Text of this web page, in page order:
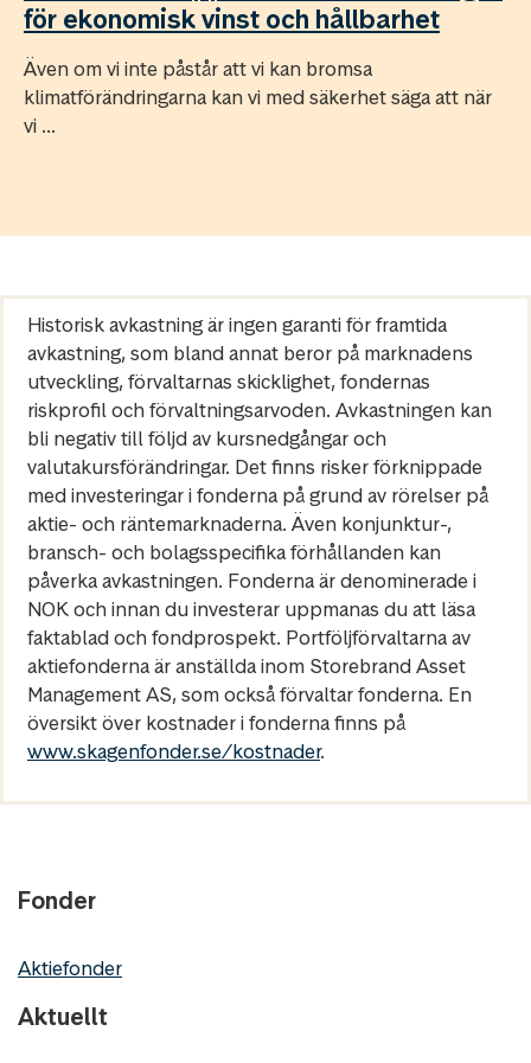
för ekonomisk vinst och hållbarhet
Även om vi inte påstår att vi kan bromsa
klimatförändringarna kan vi med säkerhet säga att när
vi ...
Historisk avkastning är ingen garanti för framtida
avkastning, som bland annat beror på marknadens
utveckling, förvaltarnas skicklighet, fondernas
riskprofil och förvaltningsarvoden. Avkastningen kan
bli negativ till följd av kursnedgångar och
valutakursförändringar. Det finns risker förknippade
med investeringar i fonderna på grund av rörelser på
aktie- och räntemarknaderna. Även konjunktur-,
bransch- och bolagsspecifika förhållanden kan
påverka avkastningen. Fonderna är denominerade i
NOK och innan du investerar uppmanas du att läsa
faktablad och fondprospekt. Portföljförvaltarna av
aktiefonderna är anställda inom Storebrand Asset
Management AS, som också förvaltar fonderna. En
översikt över kostnader i fonderna finns på
www.skagenfonder.se/kostnader.
Fonder
Aktiefonder
Aktuellt